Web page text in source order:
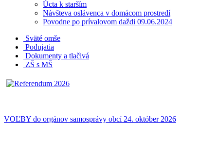
Úcta k starším
Návšteva oslávenca v domácom prostredí
Povodne po prívalovom daždi 09.06.2024
Sväté omše
Podujatia
Dokumenty a tlačivá
ZŠ s MŠ
VOĽBY do orgánov samosprávy obcí 24. október 2026